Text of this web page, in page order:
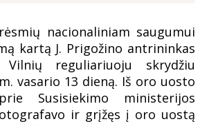
nacionaliniam saugumui
kartą J. Prigožino antrininkas
reguliariuoju skrydžiu
vasario 13 dieną. Iš oro uosto
Susisiekimo ministerijos
ir grįžęs į oro uostą